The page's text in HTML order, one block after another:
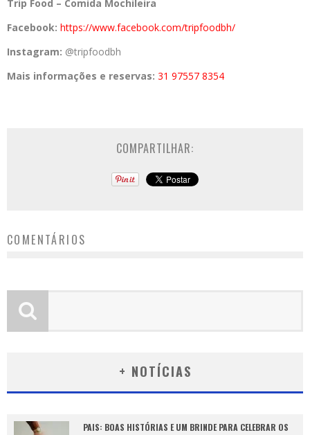
Trip Food – Comida Mochileira
Facebook: https://www.facebook.com/tripfoodbh/
Instagram: @tripfoodbh
Mais informações e reservas: 31 97557 8354
COMPARTILHAR:
COMENTÁRIOS
+ NOTÍCIAS
PAIS: BOAS HISTÓRIAS E UM BRINDE PARA CELEBRAR OS